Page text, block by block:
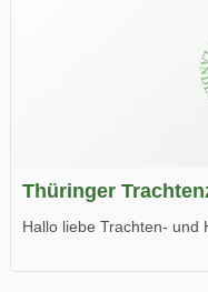
Thüringer
Hallo liebe Trachten- und